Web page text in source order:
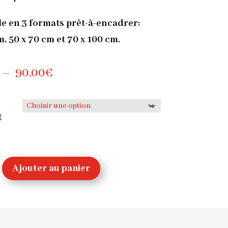
en 3 formats prêt-à-encadrer:
50 x 70 cm et 70 x 100 cm.
– 90,00€Plage
prix :
à
90,00€
Ajouter au panier